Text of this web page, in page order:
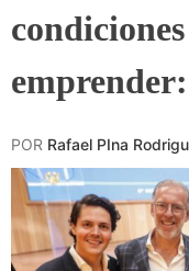
POR Rafael PIna